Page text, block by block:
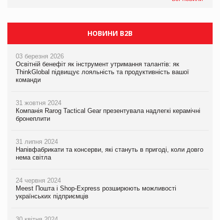
НОВИНИ B2B
03 березня 2026
Освітній бенефіт як інструмент утримання талантів: як
ThinkGlobal підвищує лояльність та продуктивність вашої
команди
31 жовтня 2024
Компанія Rarog Tactical Gear презентувала надлегкі керамічні
бронеплити
31 липня 2024
Напівфабрикати та консерви, які стануть в пригоді, коли довго
нема світла
24 червня 2024
Meest Пошта і Shop-Express розширюють можливості
українських підприємців